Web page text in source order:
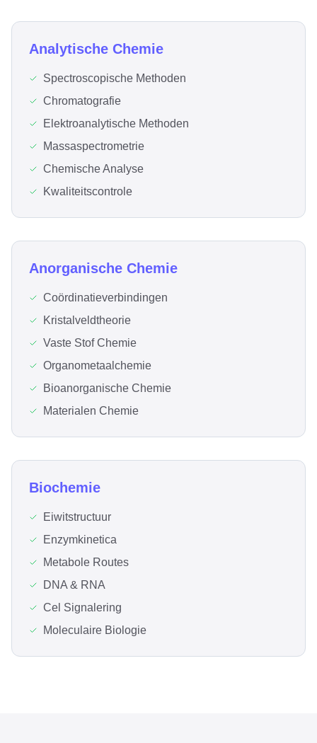
Analytische Chemie
Spectroscopische Methoden
Chromatografie
Elektroanalytische Methoden
Massaspectrometrie
Chemische Analyse
Kwaliteitscontrole
Anorganische Chemie
Coördinatieverbindingen
Kristalveldtheorie
Vaste Stof Chemie
Organometaalchemie
Bioanorganische Chemie
Materialen Chemie
Biochemie
Eiwitstructuur
Enzymkinetica
Metabole Routes
DNA & RNA
Cel Signalering
Moleculaire Biologie